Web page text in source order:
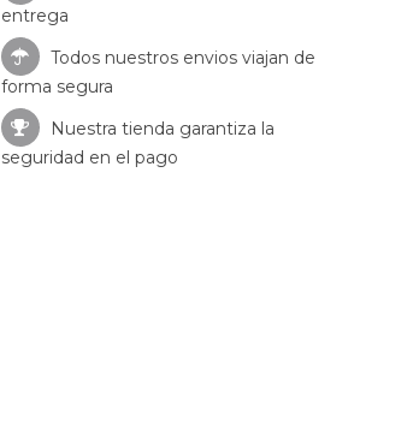
entrega
Todos nuestros envios viajan de
forma segura
Nuestra tienda garantiza la
seguridad en el pago